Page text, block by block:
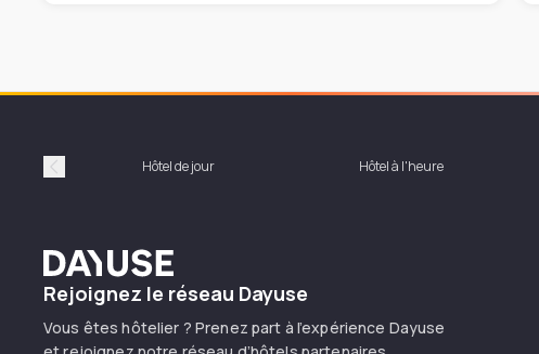
Précédent Hôtel de jour Hôtel à l'heure
Dayuse
Rejoignez le réseau Dayuse
Vous êtes hôtelier ? Prenez part à l’expérience Dayuse